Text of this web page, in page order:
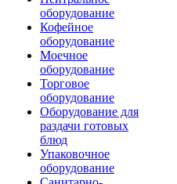
оборудование
Кофейное
оборудование
Моечное
оборудование
Торговое
оборудование
Оборудование для
раздачи готовых
блюд
Упаковочное
оборудование